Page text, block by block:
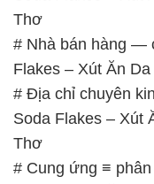
Soda Flakes – Xút
Thơ
# Cung ứng ≡ phân
Flakes – Xút Ăn
# Bán / thương mại
Xút Ăn Da Dạng